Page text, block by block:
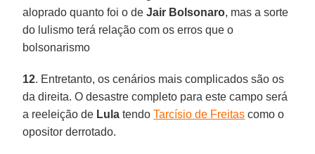
aloprado quanto foi o deJair Bolsonaro, mas a sorte
do lulismo terá relação com os erros que o
bolsonarismo
12. Entretanto, os cenários mais complicados são os
da direita. O desastre completo para este campo será
a reeleição de Lula tendoTarcísio de Freitas como o
opositor derrotado.